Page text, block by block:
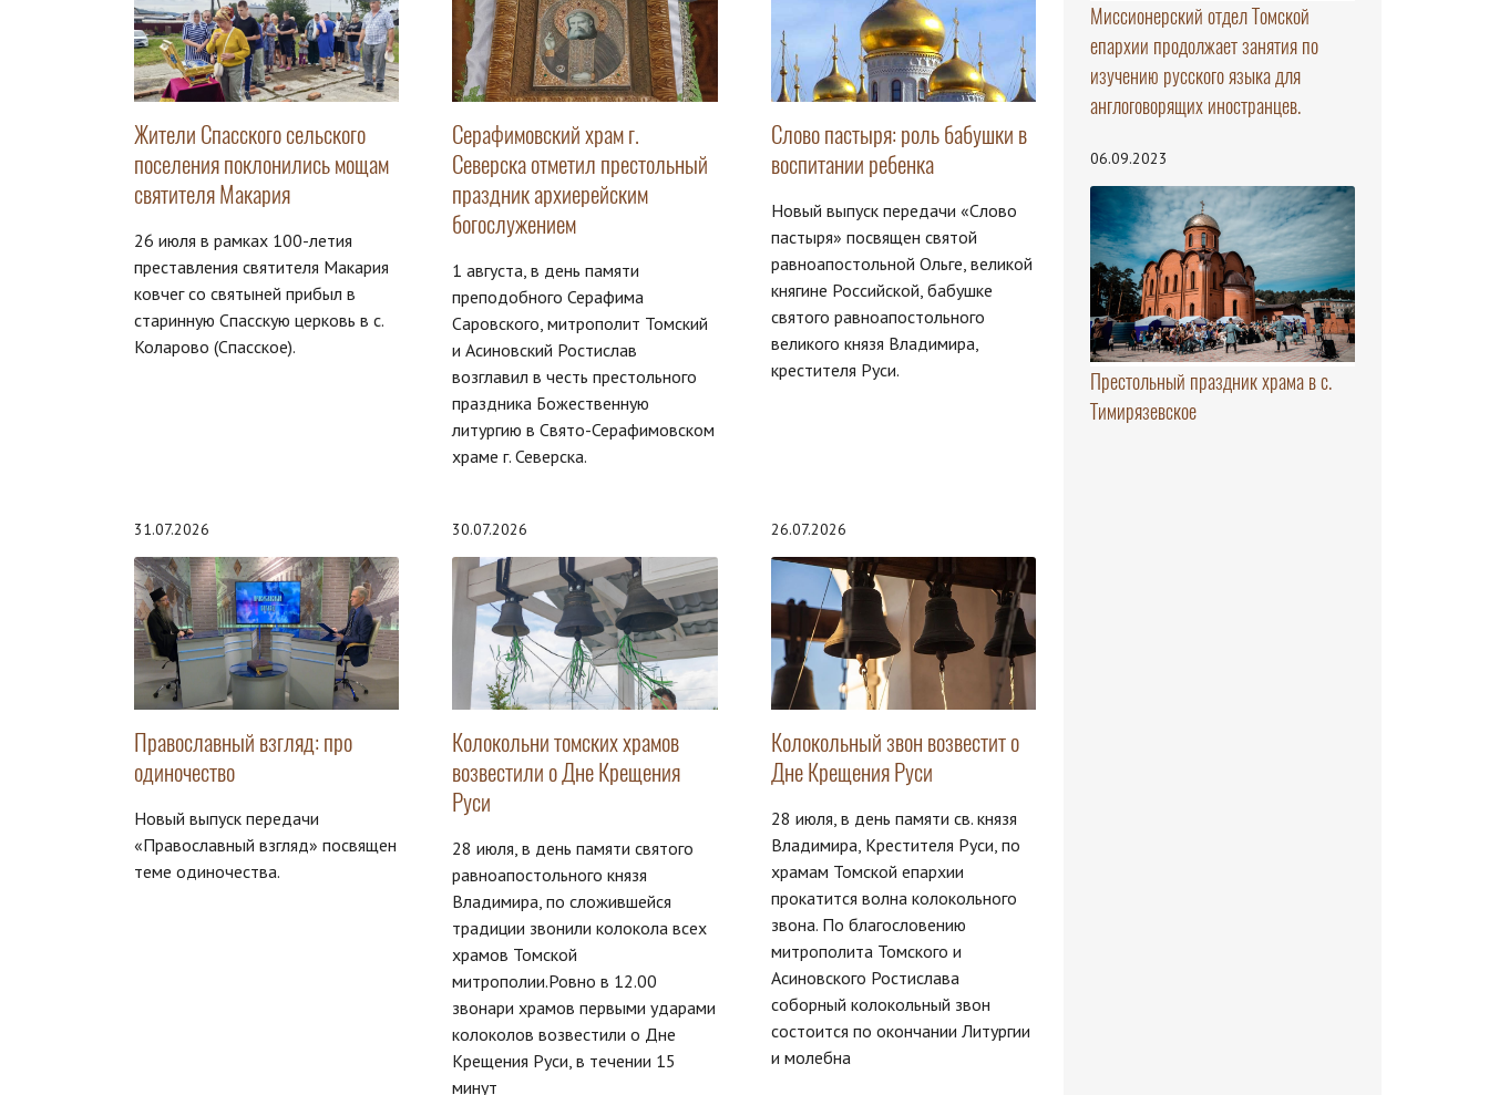
Жители Спасского сельского
поселения поклонились мощам
святителя Макария
26 июля в рамках 100-летия
преставления святителя Макария
ковчег со святыней прибыл в
старинную Спасскую церковь в с.
Коларово (Спасское).
Серафимовский храм г.
Северска отметил престольный
праздник архиерейским
богослужением
1 августа, в день памяти
преподобного Серафима
Саровского, митрополит Томский
и Асиновский Ростислав
возглавил в честь престольного
праздника Божественную
литургию в Свято-Серафимовском
храме г. Северска.
Слово пастыря: роль бабушки в
воспитании ребенка
Новый выпуск передачи «Слово
пастыря» посвящен святой
равноапостольной Ольге, великой
княгине Российской, бабушке
святого равноапостольного
великого князя Владимира,
крестителя Руси.
31.07.2026
Православный взгляд: про
одиночество
Новый выпуск передачи
«Православный взгляд» посвящен
теме одиночества.
30.07.2026
Колокольни томских храмов
возвестили о Дне Крещения
Руси
28 июля, в день памяти святого
равноапостольного князя
Владимира, по сложившейся
традиции звонили колокола всех
храмов Томской
митрополии.Ровно в 12.00
звонари храмов первыми ударами
колоколов возвестили о Дне
Крещения Руси, в течении 15
минут
26.07.2026
Колокольный звон возвестит о
Дне Крещения Руси
28 июля, в день памяти св. князя
Владимира, Крестителя Руси, по
храмам Томской епархии
прокатится волна колокольного
звона. По благословению
митрополита Томского и
Асиновского Ростислава
соборный колокольный звон
состоится по окончании Литургии
и молебна
Миссионерский отдел Томской
епархии продолжает занятия по
изучению русского языка для
англоговорящих иностранцев.
06.09.2023
Престольный праздник храма в с.
Тимирязевское